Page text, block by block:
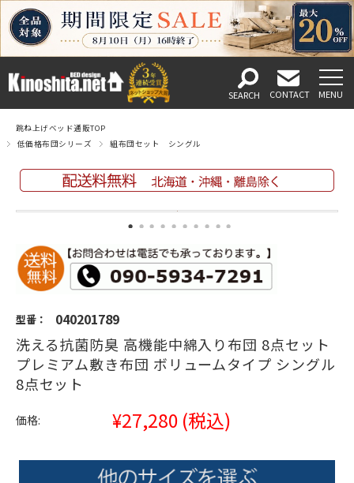
跳ね上げベッド通販TOP
低価格布団シリーズ
組布団セット シングル
型番： 040201789
洗える抗菌防臭 高機能中綿入り布団 8点セット
プレミアム敷き布団 ボリュームタイプ シングル
8点セット
価格: ¥27,280 (税込)